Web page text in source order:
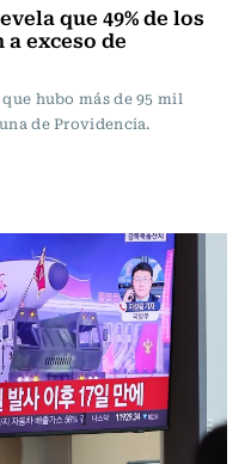
que 49% de los
exceso de
hubo más de 95 mil
de Providencia.